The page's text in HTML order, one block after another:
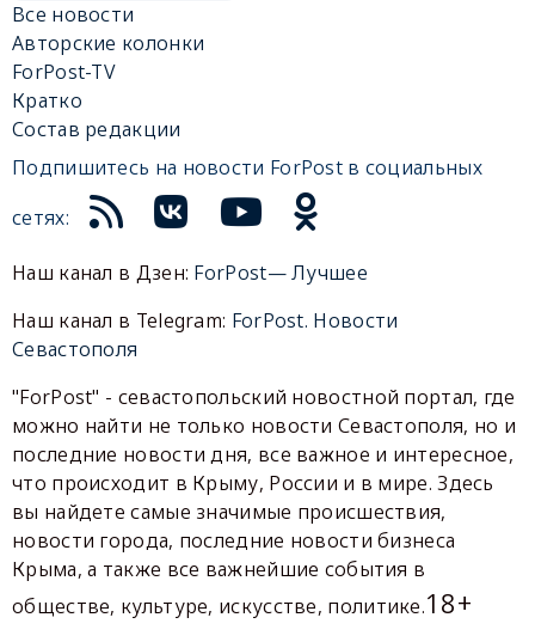
Все новости
Авторские колонки
ForPost-TV
Кратко
Состав редакции
Подпишитесь на новости ForPost в социальных
сетях:
Наш канал в Дзен: ForPost— Лучшее
Наш канал в Telegram: ForPost. Новости
Севастополя
"ForPost" - севастопольский новостной портал, где
можно найти не только новости Севастополя, но и
последние новости дня, все важное и интересное,
что происходит в Крыму, России и в мире. Здесь
вы найдете самые значимые происшествия,
новости города, последние новости бизнеса
Крыма, а также все важнейшие события в
обществе, культуре, искусстве, политике.18+